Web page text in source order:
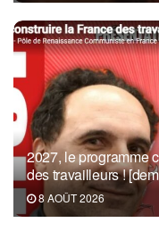
2027, le programme
des travailleurs !
8 AOÛT 2026